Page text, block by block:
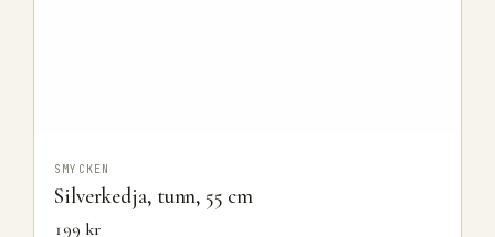
SMYCKEN
Silverkedja, tunn, 55 cm
199 kr